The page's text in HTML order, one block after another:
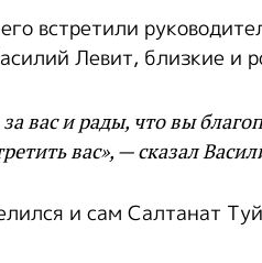
встретили
Левит, близкие и
вас и рады, что вы
вас», — сказал
и сам Салтанат